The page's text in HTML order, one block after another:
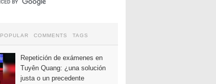
POPULAR COMMENTS TAGS
Repetición de exámenes en
Tuyên Quang: ¿una solución
justa o un precedente